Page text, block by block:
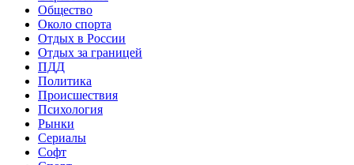
Общество
Около спорта
Отдых в России
Отдых за границей
ПДД
Политика
Происшествия
Психология
Рынки
Сериалы
Софт